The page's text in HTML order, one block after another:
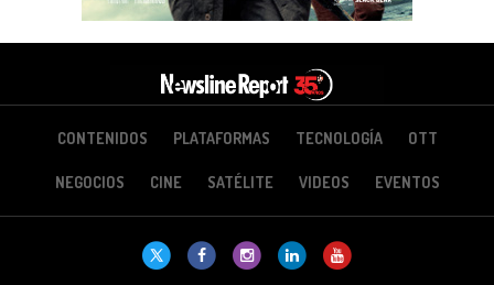
CONTENIDOS PLATAFORMAS TECNOLOGÍA OTT
NEGOCIOS CINE SATÉLITE VIDEOS EVENTOS